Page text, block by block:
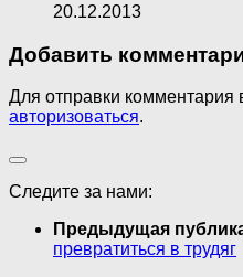
20.12.2013
Добавить
Для отправки комментария
авторизоваться.
Следите за нами:
Предыдущая
превратиться в трудяг